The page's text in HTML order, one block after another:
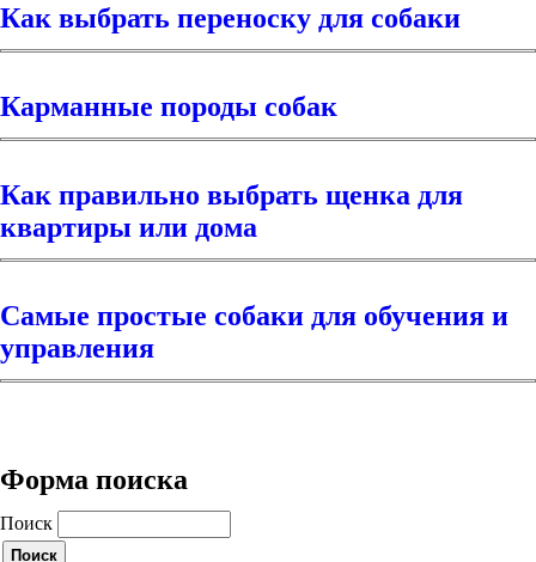
Как выбрать переноску для собаки
Карманные породы собак
Как правильно выбрать щенка для
квартиры или дома
Самые простые собаки для обучения и
управления
Форма поиска
Поиск